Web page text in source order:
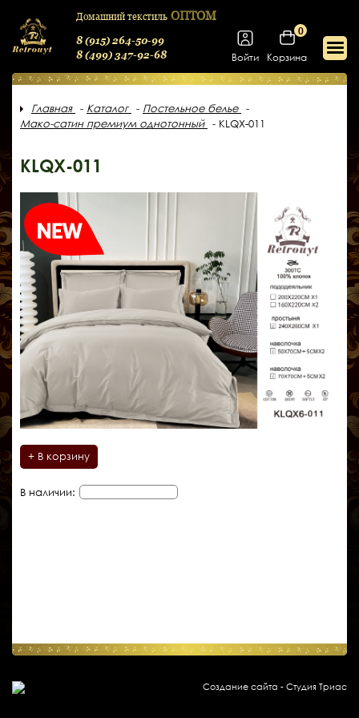
Домашний текстиль ОПТОМ
8 (915) 264-50-99
8 (499) 347-92-68
Войти Корзина
0
Главная Каталог
Постельное белье
Мако-сатин премиум однотонный
KLQX-011
KLQX-011
+ В корзину
В наличии:
Создание сайта - Студия Триас